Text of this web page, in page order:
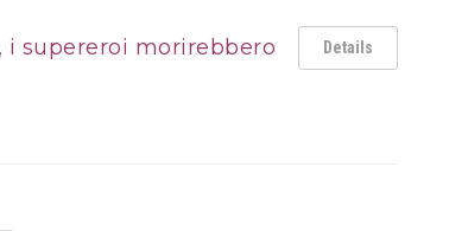
Details
i supereroi morirebbero